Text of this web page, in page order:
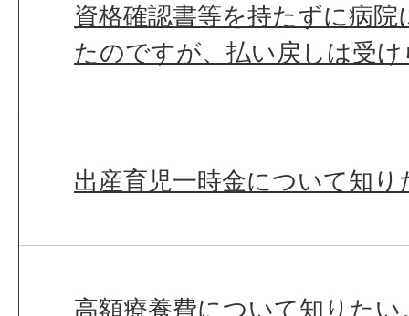
資格確認書等を持たずに病
たのですが、払い戻しは受
出産育児一時金について知り
高額療養費について知りたい